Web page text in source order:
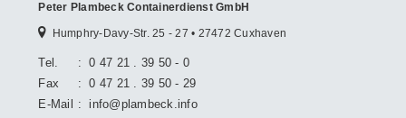
Peter Plambeck Containerdienst GmbH
Humphry-Davy-Str. 25 - 27 • 27472 Cuxhaven
Tel. :
0 47 21 . 39 50 - 0
Fax
:
0 47 21 . 39 50 - 29
E-Mail : info@plambeck.info